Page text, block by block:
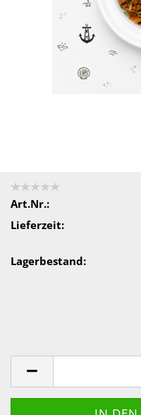
Art.Nr.:
Lieferzeit:
Lagerbestand: